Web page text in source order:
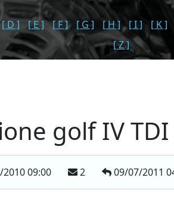
[ D ] [ E ] [ F ] [ G ] [ H ] [ I ] [ K ]
[ Z ]
golf IV TDI
09:00 2 09/07/2011